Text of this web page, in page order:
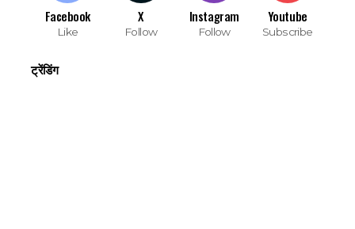
Facebook
Like
X
Follow
Instagram
Follow
Youtube
Subscribe
ट्रेंडिंग